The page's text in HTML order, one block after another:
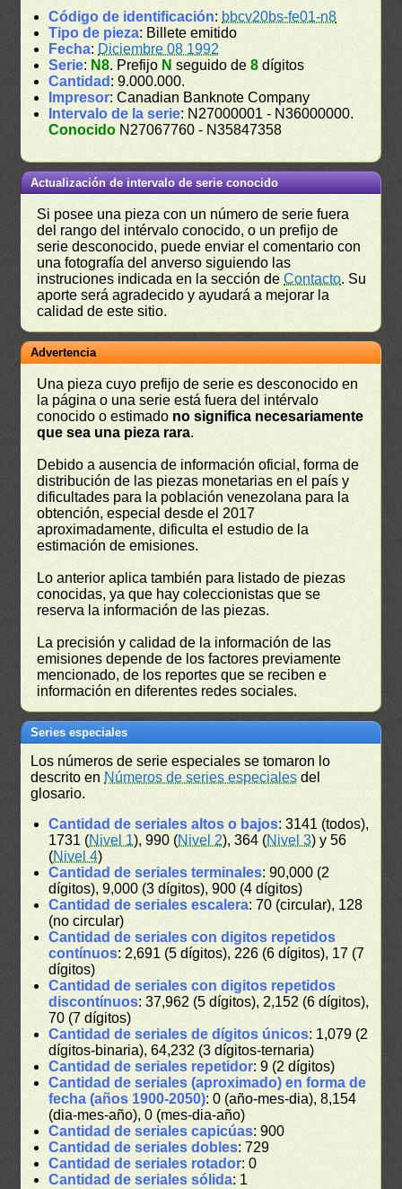
Código de identificación: bbcv20bs-fe01-n8
Tipo de pieza: Billete emitido
Fecha: Diciembre 08 1992
Serie: N8. Prefijo N seguido de8 dígitos
Cantidad : 9.000.000.
Impresor: Canadian Banknote Company
Intervalo de la serie: N27000001 - N36000000.
Conocido N27067760 - N35847358
Actualización de intervalo de serie conocido
Si posee una pieza con un número de serie fuera
del rango del intérvalo conocido, o un prefijo de
serie desconocido, puede enviar el comentario con
una fotografía del anverso siguiendo las
instruciones indicada en la sección deContacto. Su
aporte será agradecido y ayudará a mejorar la
calidad de este sitio.
Advertencia
Una pieza cuyo prefijo de serie es desconocido en
la página o una serie está fuera del intérvalo
conocido o estimado no significa necesariamente
que sea una pieza rara.
Debido a ausencia de información oficial, forma de
distribución de las piezas monetarias en el país y
dificultades para la población venezolana para la
obtención, especial desde el 2017
aproximadamente, dificulta el estudio de la
estimación de emisiones.
Lo anterior aplica también para listado de piezas
conocidas, ya que hay coleccionistas que se
reserva la información de las piezas.
La precisión y calidad de la información de las
emisiones depende de los factores previamente
mencionado, de los reportes que se reciben e
información en diferentes redes sociales.
Series especiales
Los números de serie especiales se tomaron lo
descrito en Números de series especiales del
glosario.
Cantidad de seriales altos o bajos: 3141 (todos),
1731 (Nivel 1), 990 (Nivel 2), 364 (Nivel 3) y 56
(Nivel 4)
Cantidad de seriales terminales: 90,000 (2
dígitos), 9,000 (3 dígitos), 900 (4 dígitos)
Cantidad de seriales escalera: 70 (circular), 128
(no circular)
Cantidad de seriales con digitos repetidos
contínuos: 2,691 (5 dígitos), 226 (6 dígitos), 17 (7
dígitos)
Cantidad de seriales con digitos repetidos
discontínuos: 37,962 (5 dígitos), 2,152 (6 dígitos),
70 (7 dígitos)
Cantidad de seriales de dígitos únicos: 1,079 (2
dígitos-binaria), 64,232 (3 dígitos-ternaria)
Cantidad de seriales repetidor: 9 (2 dígitos)
Cantidad de seriales (aproximado) en forma de
fecha (años 1900-2050): 0 (año-mes-dia), 8,154
(dia-mes-año), 0 (mes-dia-año)
Cantidad de seriales capicúas: 900
Cantidad de seriales dobles: 729
Cantidad de seriales rotador: 0
Cantidad de seriales sólida: 1